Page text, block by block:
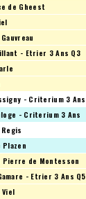
de Gheest
- Etrier 3 Ans Q3
- Criterium 3 Ans
- Criterium 3 Ans
Pierre de Montesson
- Etrier 3 Ans Q5